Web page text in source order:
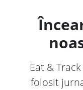
Eat &
folosit